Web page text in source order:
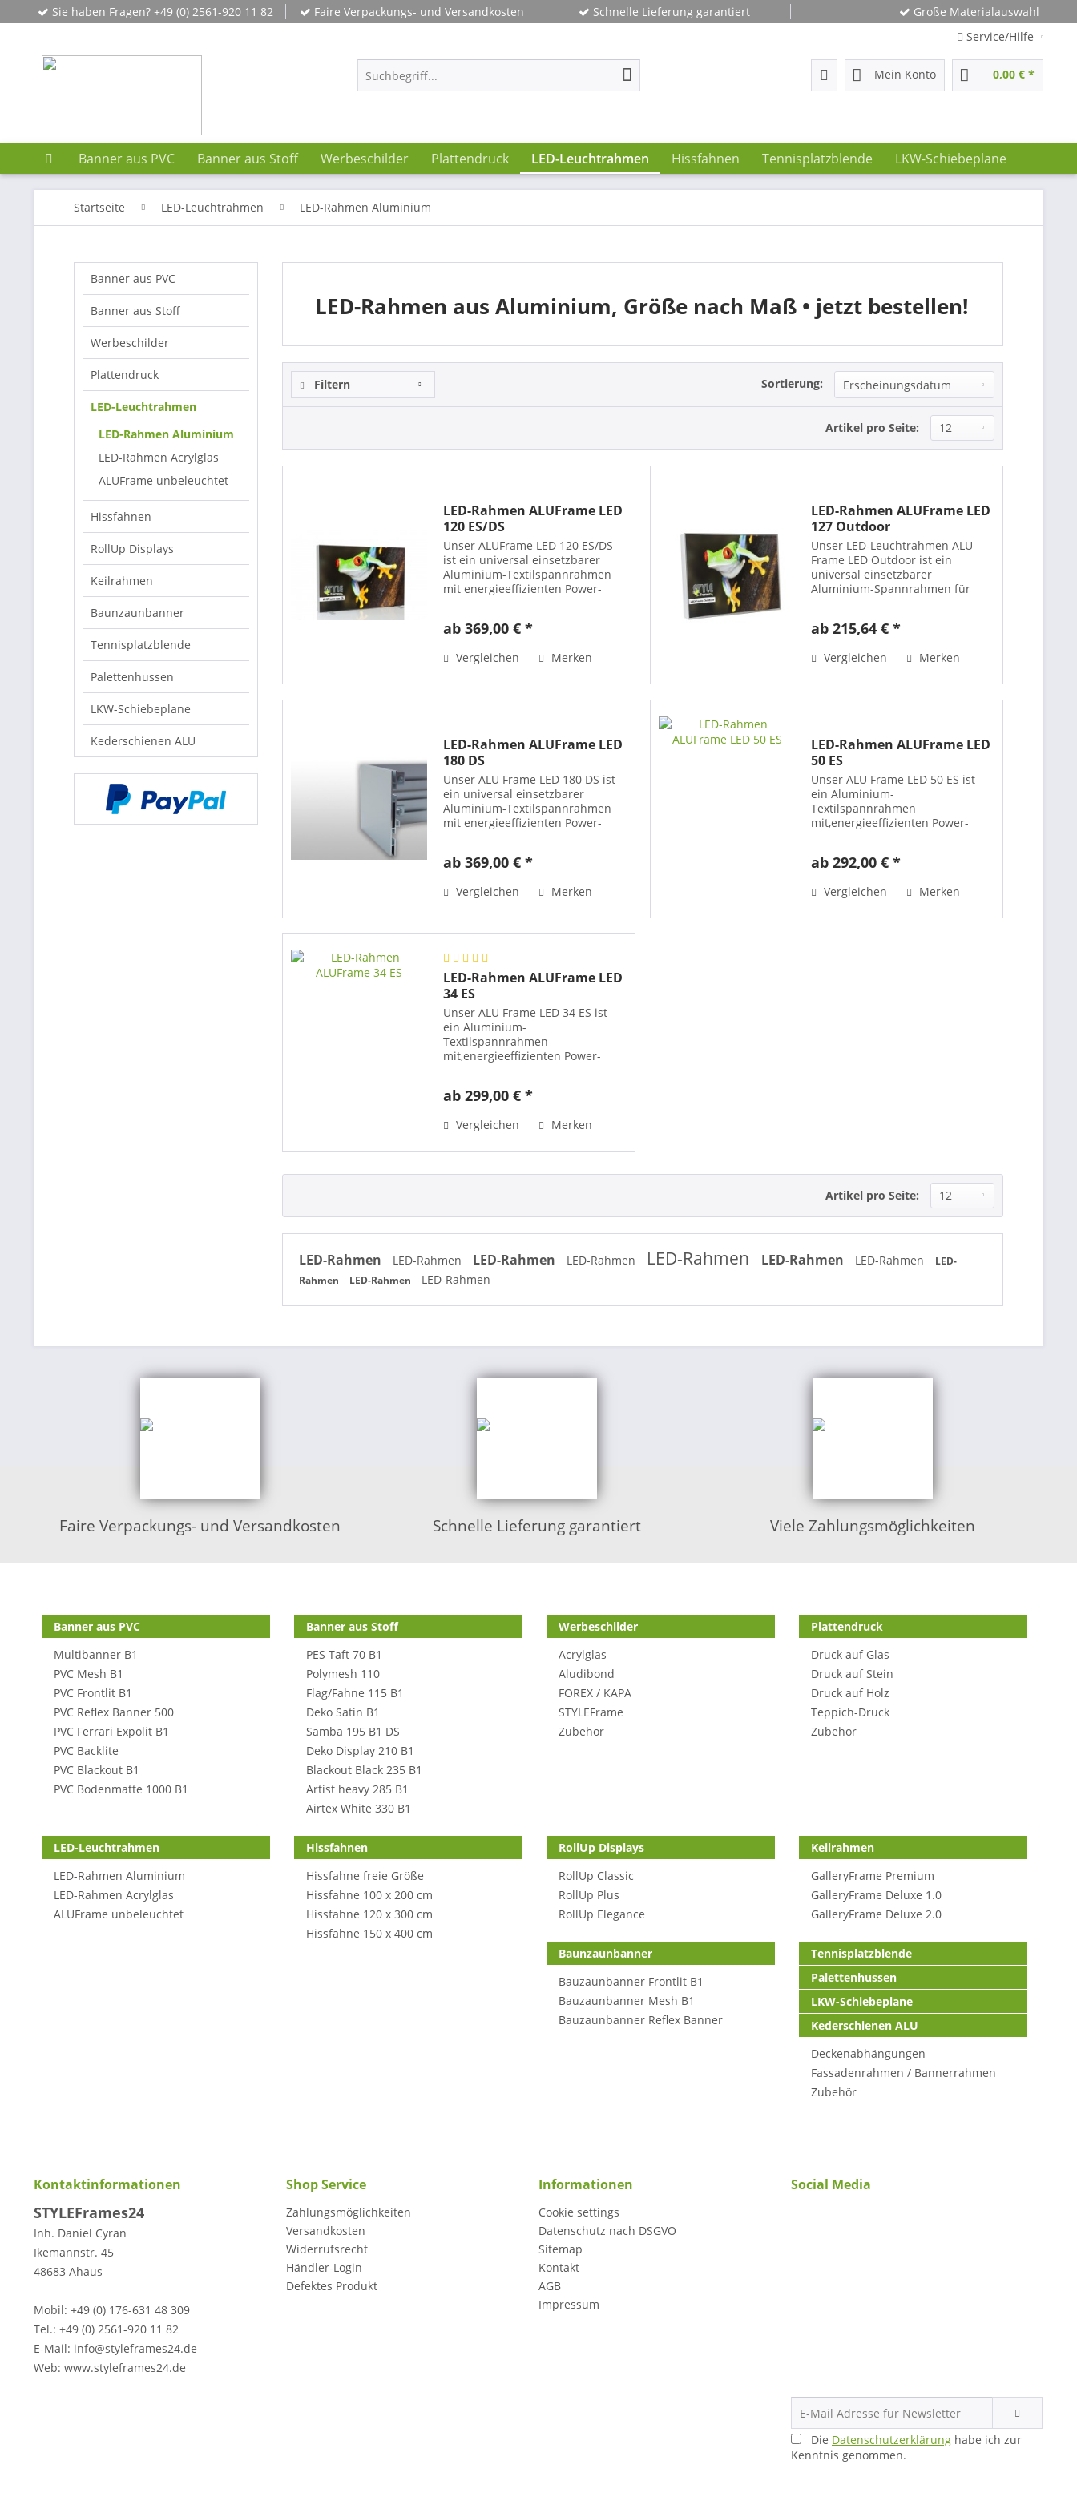
Sie haben Fragen? +49 (0) 2561-920 11 82 Faire Verpackungs- und Versandkosten Schnelle Lieferung garantiert
Große Materialauswahl
Service/Hilfe
Mein Konto 0,00 € *
Banner aus PVC Banner aus Stoff Werbeschilder Plattendruck LED-Leuchtrahmen Hissfahnen Tennisplatzblende LKW-Schiebeplane
Startseite LED-Leuchtrahmen LED-Rahmen Aluminium
Banner aus PVC
Banner aus Stoff
Werbeschilder
Plattendruck
LED-Leuchtrahmen
LED-Rahmen Aluminium
LED-Rahmen Acrylglas
ALUFrame unbeleuchtet
Hissfahnen
RollUp Displays
Keilrahmen
Baunzaunbanner
Tennisplatzblende
Palettenhussen
LKW-Schiebeplane
Kederschienen ALU
LED-Rahmen aus Aluminium, Größe nach Maß • jetzt bestellen!
Filtern Sortierung:
Artikel pro Seite:
LED-Rahmen ALUFrame LED
120 ES/DS
Unser ALUFrame LED 120 ES/DS
ist ein universal einsetzbarer
Aluminium-Textilspannrahmen
mit energieeffizienten Power-
Die Tiefe des Rahmens bemisst
ab 369,00 € *
Vergleichen Merken
LED-Rahmen ALUFrame LED
127 Outdoor
Unser LED-Leuchtrahmen ALU
Frame LED Outdoor ist ein
universal einsetzbarer
Aluminium-Spannrahmen für
eine sehr homegene
Rahmens bemisst sich lediglich...
ab 215,64 € *
Vergleichen Merken
LED-Rahmen ALUFrame LED
180 DS
Unser ALU Frame LED 180 DS ist
ein universal einsetzbarer
Aluminium-Textilspannrahmen
mit energieeffizienten Power-
Ausleuchtung. Die Tiefe des
auf 180 mm. Der...
ab 369,00 € *
Vergleichen Merken
LED-Rahmen ALUFrame LED
50 ES
Unser ALU Frame LED 50 ES ist
ein Aluminium-
Textilspannrahmen
mit,energieeffizienten Power-
homegene Ausleuchtung. Die
lediglich auf 50 mm. Der Rahmen
ab 292,00 € *
Vergleichen Merken
LED-Rahmen ALUFrame LED
34 ES
Unser ALU Frame LED 34 ES ist
ein Aluminium-
Textilspannrahmen
mit,energieeffizienten Power-
homegene Ausleuchtung. Die
lediglich auf 34 mm. Der Rahmen
ab 299,00 € *
Vergleichen Merken
Artikel pro Seite:
LED-Rahmen LED-Rahmen LED-Rahmen LED-Rahmen LED-Rahmen LED-Rahmen LED-Rahmen
LED-
Rahmen
LED-Rahmen LED-Rahmen
Faire Verpackungs- und Versandkosten Schnelle Lieferung garantiert Viele Zahlungsmöglichkeiten
Banner aus PVC
Multibanner B1
PVC Mesh B1
PVC Frontlit B1
PVC Reflex Banner 500
PVC Ferrari Expolit B1
PVC Backlite
PVC Blackout B1
PVC Bodenmatte 1000 B1
Banner aus Stoff
PES Taft 70 B1
Polymesh 110
Flag/Fahne 115 B1
Deko Satin B1
Samba 195 B1 DS
Deko Display 210 B1
Blackout Black 235 B1
Artist heavy 285 B1
Airtex White 330 B1
Werbeschilder
Acrylglas
Aludibond
FOREX / KAPA
STYLEFrame
Zubehör
Plattendruck
Druck auf Glas
Druck auf Stein
Druck auf Holz
Teppich-Druck
Zubehör
LED-Leuchtrahmen
LED-Rahmen Aluminium
LED-Rahmen Acrylglas
ALUFrame unbeleuchtet
Hissfahnen
Hissfahne freie Größe
Hissfahne 100 x 200 cm
Hissfahne 120 x 300 cm
Hissfahne 150 x 400 cm
RollUp Displays
RollUp Classic
RollUp Plus
RollUp Elegance
Keilrahmen
GalleryFrame Premium
GalleryFrame Deluxe 1.0
GalleryFrame Deluxe 2.0
Baunzaunbanner
Bauzaunbanner Frontlit B1
Bauzaunbanner Mesh B1
Bauzaunbanner Reflex Banner
Tennisplatzblende
Palettenhussen
LKW-Schiebeplane
Kederschienen ALU
Deckenabhängungen
Fassadenrahmen / Bannerrahmen
Zubehör
Kontaktinformationen
STYLEFrames24
Inh. Daniel Cyran
Ikemannstr. 45
48683 Ahaus
Mobil: +49 (0) 176-631 48 309
Tel.: +49 (0) 2561-920 11 82
E-Mail: info@styleframes24.de
Web: www.styleframes24.de
Shop Service
Zahlungsmöglichkeiten
Versandkosten
Widerrufsrecht
Händler-Login
Defektes Produkt
Informationen
Cookie settings
Datenschutz nach DSGVO
Sitemap
Kontakt
AGB
Impressum
Social Media
Die Datenschutzerklärung habe ich zur
Kenntnis genommen.